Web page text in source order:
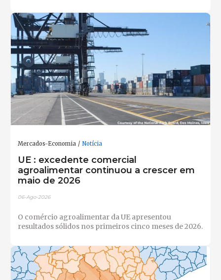
Mercados-Economia Notícia
UE : excedente comercial
agroalimentar continuou a crescer em
maio de 2026
06-Ago-2026
O comércio agroalimentar da UE apresentou
resultados sólidos nos primeiros cinco meses de 2026.